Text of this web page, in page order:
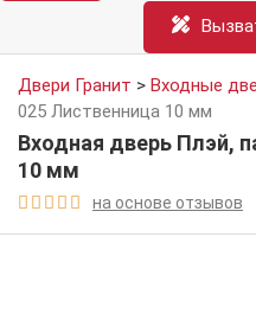
Двери Гранит > Входные
025 Лиственница 10 мм
Входная дверь Плэй,
10 мм
     на основе отзывов